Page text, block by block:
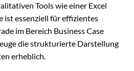
Tools wie einer Excel
ist essenziell für effizientes
im Bereich Business Case
die strukturierte Darstellung
erheblich.